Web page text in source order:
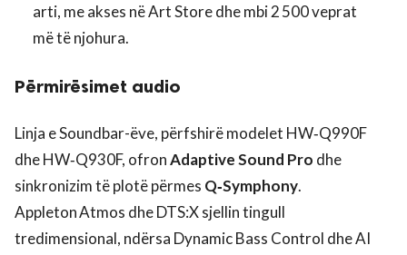
arti, me akses në Art Store dhe mbi 2 500 veprat
më të njohura.
Përmirësimet audio
Linja e Soundbar-ëve, përfshirë modelet HW‑Q990F
dhe HW‑Q930F, ofronAdaptive Sound Pro dhe
sinkronizim të plotë përmes Q‑Symphony.
Appleton Atmos dhe DTS:X sjellin tingull
tredimensional, ndërsa Dynamic Bass Control dhe AI